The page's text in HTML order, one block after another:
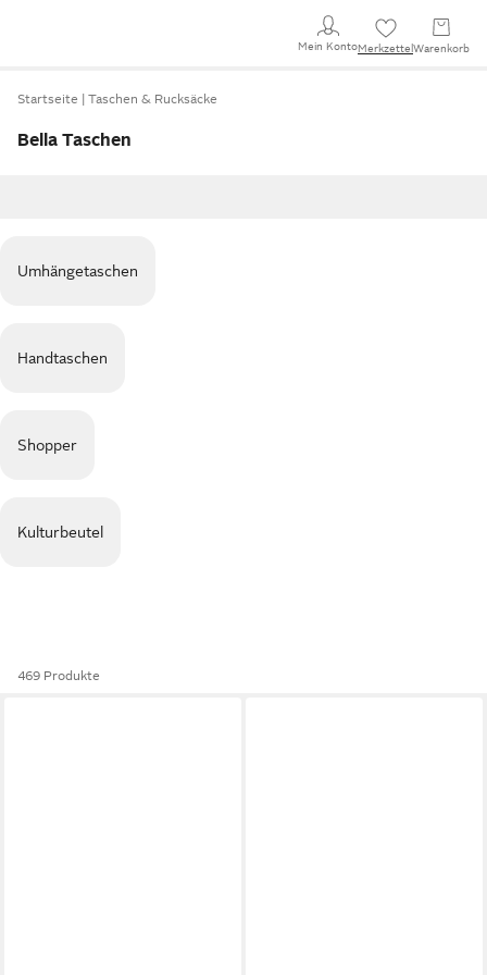
Mein KontoMerkzettel Warenkorb
Startseite Taschen & Rucksäcke
Bella Taschen
Umhängetaschen
Handtaschen
Shopper
Kulturbeutel
469 Produkte